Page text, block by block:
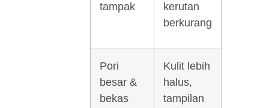
tampak
kerutan
berkurang
Pori
besar &
bekas
Kulit lebih
halus,
tampilan